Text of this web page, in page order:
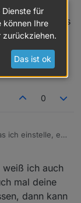
die Business
0
ich einstelle, es
die Business
weiß ich auch
mal deine
dann kann
Dienste für
können Ihre
Das ist ok